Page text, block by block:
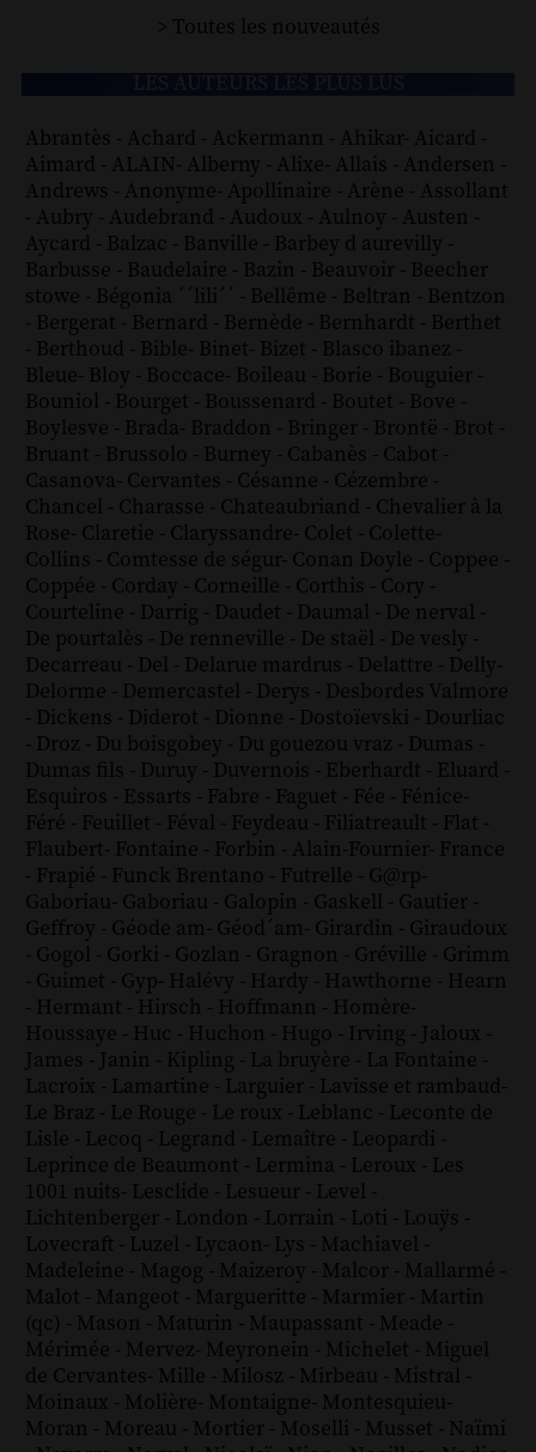
> Toutes les nouveautés
Abrantès - Achard - Ackermann - Ahikar- Aicard -
Aimard - ALAIN- Alberny - Alixe- Allais - Andersen -
Andrews - Anonyme- Apollinaire - Arène - Assollant
- Aubry - Audebrand - Audoux - Aulnoy - Austen -
Aycard - Balzac - Banville - Barbey d aurevilly -
Barbusse - Baudelaire - Bazin - Beauvoir - Beecher
stowe - Bégonia ´´lili´´ - Bellême - Beltran - Bentzon
- Bergerat - Bernard - Bernède - Bernhardt - Berthet
- Berthoud - Bible- Binet- Bizet - Blasco ibanez -
Bleue- Bloy - Boccace- Boileau - Borie - Bouguier -
Bouniol - Bourget - Boussenard - Boutet - Bove -
Boylesve - Brada- Braddon - Bringer - Brontë - Brot -
Bruant - Brussolo - Burney - Cabanès - Cabot -
Casanova- Cervantes - Césanne - Cézembre -
Chancel - Charasse - Chateaubriand - Chevalier à la
Rose- Claretie - Claryssandre- Colet - Colette-
Collins - Comtesse de ségur- Conan Doyle - Coppee -
Coppée - Corday - Corneille - Corthis - Cory -
Courteline - Darrig - Daudet - Daumal - De nerval -
De pourtalès - De renneville - De staël - De vesly -
Decarreau - Del - Delarue mardrus - Delattre - Delly-
Delorme - Demercastel - Derys - Desbordes Valmore
- Dickens - Diderot - Dionne - Dostoïevski - Dourliac
- Droz - Du boisgobey - Du gouezou vraz - Dumas -
Dumas fils - Duruy - Duvernois - Eberhardt - Eluard -
Esquiros - Essarts - Fabre - Faguet - Fée - Fénice-
Féré - Feuillet - Féval - Feydeau - Filiatreault - Flat -
Flaubert- Fontaine - Forbin - Alain-Fournier- France
- Frapié - Funck Brentano - Futrelle - G@rp-
Gaboriau- Gaboriau - Galopin - Gaskell - Gautier -
Geffroy - Géode am- Géod´am- Girardin - Giraudoux
- Gogol - Gorki - Gozlan - Gragnon - Gréville - Grimm
- Guimet - Gyp- Halévy - Hardy - Hawthorne - Hearn
- Hermant - Hirsch - Hoffmann - Homère-
Houssaye - Huc - Huchon - Hugo - Irving - Jaloux -
James - Janin - Kipling - La bruyère - La Fontaine -
Lacroix - Lamartine - Larguier - Lavisse et rambaud-
Le Braz - Le Rouge - Le roux - Leblanc - Leconte de
Lisle - Lecoq - Legrand - Lemaître - Leopardi -
Leprince de Beaumont - Lermina - Leroux - Les
1001 nuits- Lesclide - Lesueur - Level -
Lichtenberger - London - Lorrain - Loti - Louÿs -
Lovecraft - Luzel - Lycaon- Lys - Machiavel -
Madeleine - Magog - Maizeroy - Malcor - Mallarmé -
Malot - Mangeot - Margueritte - Marmier - Martin
(qc) - Mason - Maturin - Maupassant - Meade -
Mérimée - Mervez- Meyronein - Michelet - Miguel
de Cervantes- Mille - Milosz - Mirbeau - Mistral -
Moinaux - Molière- Montaigne- Montesquieu-
Moran - Moreau - Mortier - Moselli - Musset - Naïmi